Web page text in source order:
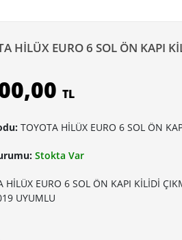
HİLÜX EURO 6 SOL ÖN KAPI
TL
TOYOTA HİLÜX EURO 6 SOL ÖN
Stokta Var
HİLÜX EURO 6 SOL ÖN KAPI KİLİDİ
UYUMLU